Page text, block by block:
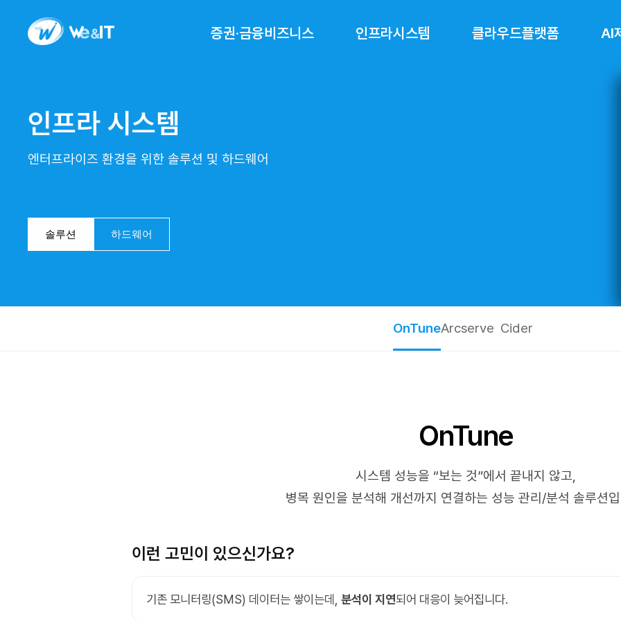
증권·금융비즈니스 인프라시스템 클라우드플랫폼 AI
인프라 시스템
엔터프라이즈 환경을 위한 솔루션 및 하드웨어
솔루션 하드웨어
OnTuneArcserve Cider
OnTune
시스템 성능을 “보는 것”에서 끝내지 않고,
병목 원인을 분석해 개선까지 연결하는 성능 관리/분석 솔루션
이런 고민이 있으신가요?
기존 모니터링(SMS) 데이터는 쌓이는데, 분석이 지연되어 대응이 늦어집니다.